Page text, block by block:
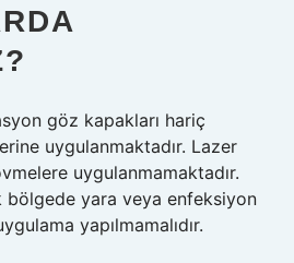
göz kapakları hariç
uygulanmaktadır. Lazer
uygulanmamaktadır.
bölgede yara veya enfeksiyon
yapılmamalıdır.